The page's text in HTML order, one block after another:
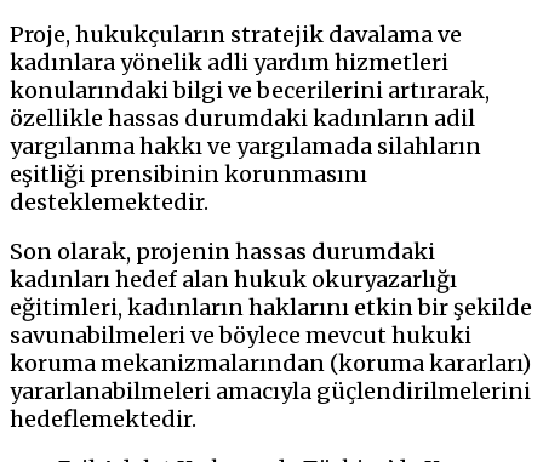
Proje, hukukçuların stratejik davalama ve
kadınlara yönelik adli yardım hizmetleri
konularındaki bilgi ve becerilerini artırarak,
özellikle hassas durumdaki kadınların adil
yargılanma hakkı ve yargılamada silahların
eşitliği prensibinin korunmasını
desteklemektedir.
Son olarak, projenin hassas durumdaki
kadınları hedef alan hukuk okuryazarlığı
eğitimleri, kadınların haklarını etkin bir şekilde
savunabilmeleri ve böylece mevcut hukuki
koruma mekanizmalarından (koruma kararları)
yararlanabilmeleri amacıyla güçlendirilmelerini
hedeflemektedir.